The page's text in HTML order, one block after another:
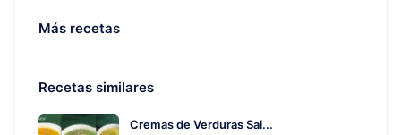
Más recetas
Recetas similares
Cremas de Verduras Sal...